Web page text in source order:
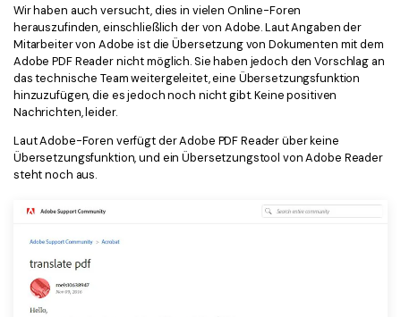
Veröffentlichung
Freiberufler
Alle PDF-Funktionen
Bearbeiten, Drucken und Anpassen von kostenlosen Vorlagen.
PDF-Wissen
PDF-bezogene Informationen, die Sie benötigen.
Download-Zentrum
Wir haben auch versucht, dies in vielen Online-Foren
herauszufinden, einschließlich der von Adobe. Laut Angaben der
Mitarbeiter von Adobe ist die Übersetzung von Dokumenten mit dem
Adobe PDF Reader nicht möglich. Sie haben jedoch den Vorschlag an
das technische Team weitergeleitet, eine Übersetzungsfunktion
hinzuzufügen, die es jedoch noch nicht gibt. Keine positiven
Nachrichten, leider.
Laut Adobe-Foren verfügt der Adobe PDF Reader über keine
Übersetzungsfunktion, und ein Übersetzungstool von Adobe Reader
steht noch aus.